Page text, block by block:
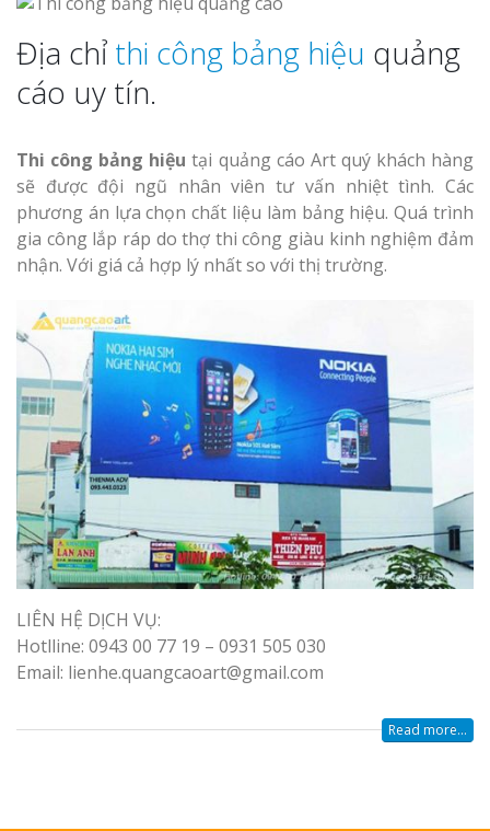
Địa chỉ thi công bảng hiệu quảng
cáo uy tín.
Thi công bảng hiệutại quảng cáo Art quý khách hàng
sẽ được đội ngũ nhân viên tư vấn nhiệt tình. Các
phương án lựa chọn chất liệu làm bảng hiệu. Quá trình
gia công lắp ráp do thợ thi công giàu kinh nghiệm đảm
nhận. Với giá cả hợp lý nhất so với thị trường.
LIÊN HỆ DỊCH VỤ:
Hotlline: 0943 00 77 19 – 0931 505 030
Email: lienhe.quangcaoart@gmail.com
Read more...
Thuốc Nghệ An Chuẩn
Làm Hộp
Mỏng Nghệ
Hút